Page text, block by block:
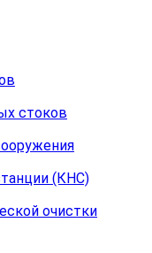
стоков
(КНС)
очистки